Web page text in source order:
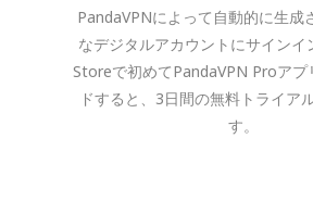
PandaVPNによって自動的に生成
なデジタルアカウントにサインイ
Storeで初めてPandaVPN Proアプ
ドすると、3日間の無料トライア
す。